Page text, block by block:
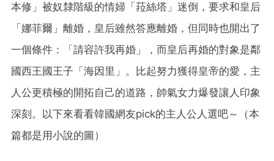
本修」被奴隸階級的情婦「菈絲塔」迷倒，要求和皇后
「娜菲爾」離婚，皇后雖然答應離婚，但同時也開出了
一個條件：「請容許我再婚」，而皇后再婚的對象是鄰
國西王國王子「海因里」。比起努力獲得皇帝的愛，主
人公更積極的開拓自己的道路，帥氣女力爆發讓人印象
深刻。以下來看看韓國網友pick的主人公人選吧～（本
篇都是用小說的圖）